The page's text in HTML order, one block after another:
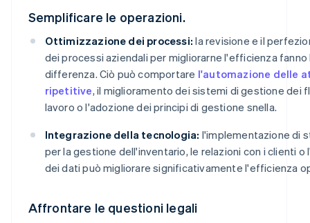
Semplificare le operazioni.
Ottimizzazione dei processi: la revisione e il
dei processi aziendali per migliorarne l'efficienza fanno
differenza. Ciò può comportare l'automazione delle
ripetitive, il miglioramento dei sistemi di gestione dei
lavoro o l'adozione dei principi di gestione snella.
Integrazione della tecnologia: l'implementazione di
per la gestione dell'inventario, le relazioni con i clienti o
dei dati può migliorare significativamente l'efficienza
Affrontare le questioni legali